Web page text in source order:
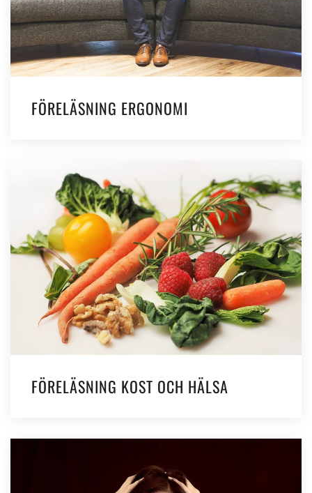
FÖRELÄSNING ERGONOMI
FÖRELÄSNING KOST OCH HÄLSA